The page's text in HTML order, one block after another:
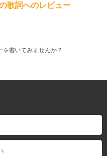
歌詞へのレビュー
を書いてみませんか？